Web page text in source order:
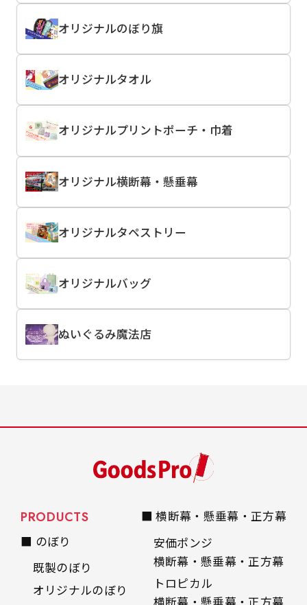
オリジナルのぼり旗
オリジナルタオル
オリジナルプリントポーチ・巾着
オリジナル横断幕・懸垂幕
オリジナルタペストリー
オリジナルバッグ
ぬいぐるみ魔法店
PRODUCTS
■ のぼり
既製のぼり
オリジナルのぼり
■ 横断幕・懸垂幕・正方幕
安価ポンジ
横断幕・懸垂幕・正方幕
トロピカル